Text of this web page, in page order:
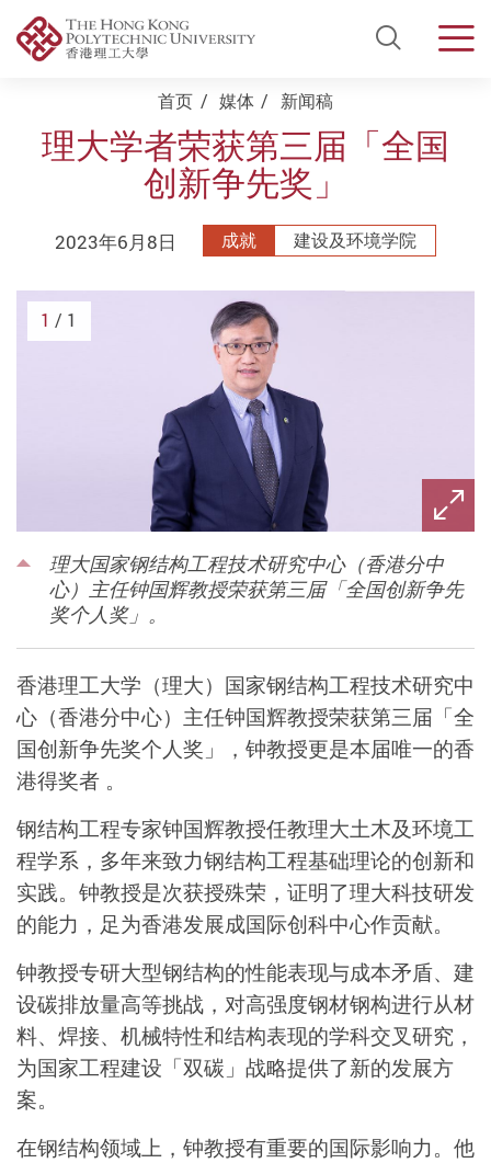
Open
Start main content首页 媒体 新闻稿
理大学者荣获第三届「全国
创新争先奖」
2023年6月8日 成就 建设及环境学院
理大国家钢结构工程技术研究中心（香港分中
心）主任钟国辉教授荣获第三届「全国创新争先
奖个人奖」。
1 / 1
香港理工大学（理大）国家钢结构工程技术研究中
心（香港分中心）主任钟国辉教授荣获第三届「全
国创新争先奖个人奖」，钟教授更是本届唯一的香
港得奖者 。
钢结构工程专家钟国辉教授任教理大土木及环境工
程学系，多年来致力钢结构工程基础理论的创新和
实践。钟教授是次获授殊荣，证明了理大科技研发
的能力，足为香港发展成国际创科中心作贡献。
钟教授专研大型钢结构的性能表现与成本矛盾、建
设碳排放量高等挑战，对高强度钢材钢构进行从材
料、焊接、机械特性和结构表现的学科交叉研究，
为国家工程建设「双碳」战略提供了新的发展方
案。
在钢结构领域上，钟教授有重要的国际影响力。他